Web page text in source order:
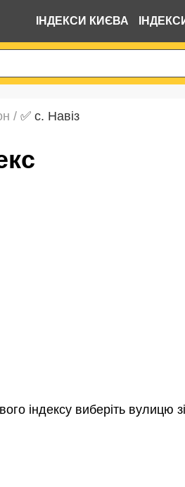
ІНДЕКСИ КИЄВА
/ ✅ с. Навіз
індексу виберіть вулицю